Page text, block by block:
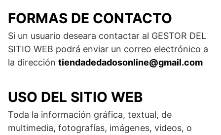
FORMAS DE CONTACTO
Si un usuario deseara contactar al GESTOR DEL
SITIO WEB podrá enviar un correo electrónico a
la dirección tiendadedadosonline@gmail.com
USO DEL SITIO WEB
Toda la información gráfica, textual, de
multimedia, fotografías, imágenes, videos, o